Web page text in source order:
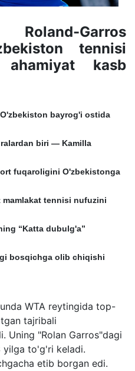
Garros
tennisi
kasb
bayrog'i ostida
biri — Kamilla
fuqaroligini O'zbekistonga
tennisi nufuzini
“Katta dubulg'a”
bosqichga olib chiqishi
WTA reytingida top-
tajribali
Uning "Rolan Garros"dagi
to'g'ri keladi.
etib borgan edi.